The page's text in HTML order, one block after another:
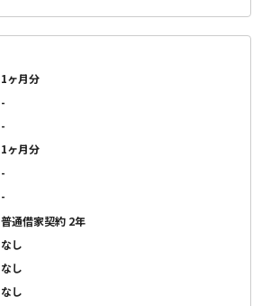
1ヶ月分
-
-
1ヶ月分
-
-
普通借家契約 2年
なし
なし
なし